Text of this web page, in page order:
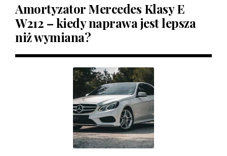
Amortyzator Mercedes Klasy E
W212 – kiedy naprawa jest lepsza
niż wymiana?